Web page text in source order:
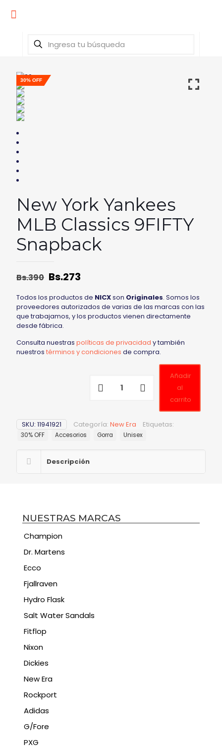
30% OFF
New York Yankees
MLB Classics 9FIFTY
Snapback
Bs.390 Bs.273
Todos los productos de NICXson Originales. Somos los
proveedores autorizados de varias de las marcas con las
que trabajamos, y los productos vienen directamente
desde fábrica.
Consulta nuestras políticas de privacidad y también
nuestros términos y condiciones de compra.
Añadir
al
carrito
SKU: 11941921 Categoría: New Era Etiquetas:
30% OFF Accesorios Gorra Unisex
Descripción
NUESTRAS MARCAS
Champion
Dr. Martens
Ecco
Fjallraven
Hydro Flask
Salt Water Sandals
Fitflop
Nixon
Dickies
New Era
Rockport
Adidas
G/Fore
PXG